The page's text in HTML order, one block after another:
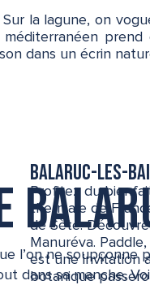
la lagune, on
prend
dans un écrin
Balaruc-les-
Profitez du
thermale de
de Sète.
Manuréva.
est une invitation
botanique
l’on ne soupçonne
dans sa manche.